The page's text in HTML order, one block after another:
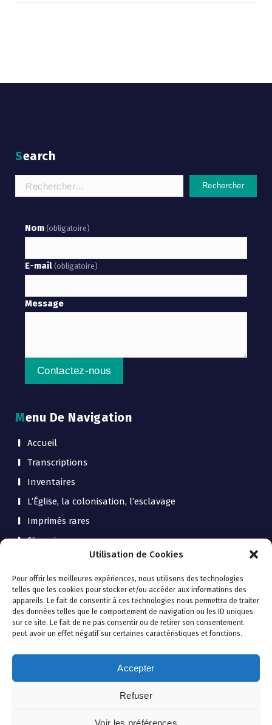
Utilisation de Cookies
Pour offrir les meilleures expériences, nous utilisons des technologies
telles que les cookies pour stocker et/ou accéder aux informations des
appareils. Le fait de consentir à ces technologies nous permettra de traiter
des données telles que le comportement de navigation ou les ID uniques
sur ce site. Le fait de ne pas consentir ou de retirer son consentement
peut avoir un effet négatif sur certaines caractéristiques et fonctions.
Accepter
Refuser
Voir les préférences
Search
Rechercher :
Nom (obligatoire)
E-mail (obligatoire)
Message
Contactez-nous
Menu De Navigation
Accueil
Transcriptions
Inventaires
L’Église, la colonisation, l’esclavage
Imprimés rares
S’inscrire
QuiMedia Asso
Politique de confidentialité - Mentions